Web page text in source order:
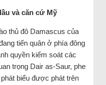
và căn cứ Mỹ
thủ đô Damascus của
tiến quân ở phía đông
quyền kiểm soát các
trọng Dair as-Saur, phe
biểu được phát trên